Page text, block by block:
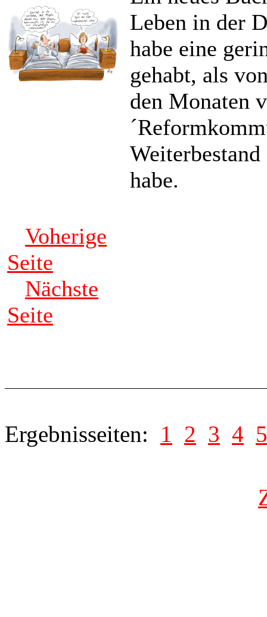
Leben in der
habe eine
gehabt, als
den Monaten
habe.
Voherige
Seite
Nächste
Seite
Ergebnisseiten: 1 2 3 4 5